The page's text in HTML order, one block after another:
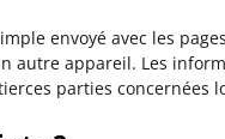
envoyé avec les
autre appareil. Les
parties concernées